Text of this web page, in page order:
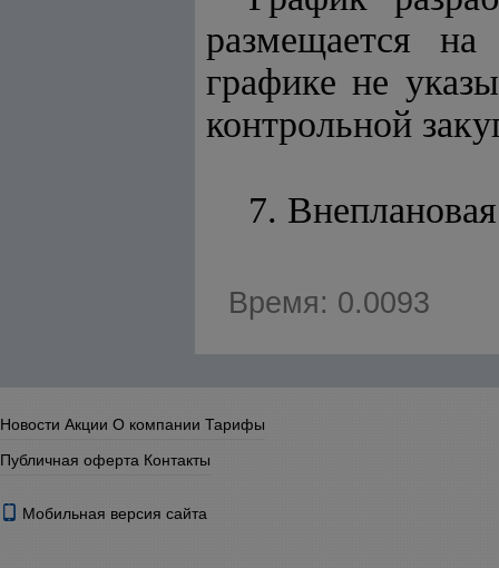
размещается
графике не
контрольной
7. Внеплановая
Время: 0.0093
Новости Акции О компании Тарифы
Публичная оферта Контакты
Мобильная версия сайта